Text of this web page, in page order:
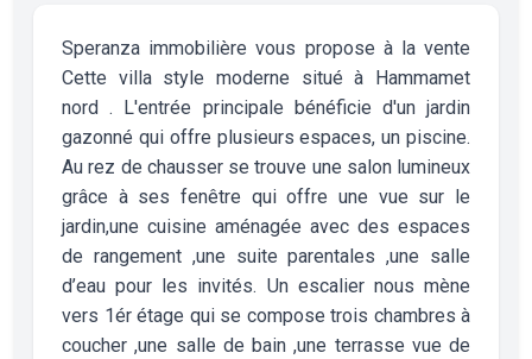
Speranza immobilière vous propose à la vente
Cette villa style moderne situé à Hammamet
nord . L'entrée principale bénéficie d'un jardin
gazonné qui offre plusieurs espaces, un piscine.
Au rez de chausser se trouve une salon lumineux
grâce à ses fenêtre qui offre une vue sur le
jardin,une cuisine aménagée avec des espaces
de rangement ,une suite parentales ,une salle
d’eau pour les invités. Un escalier nous mène
vers 1ér étage qui se compose trois chambres à
coucher ,une salle de bain ,une terrasse vue de